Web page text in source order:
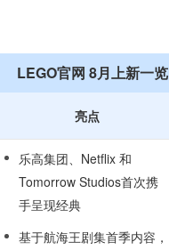
LEGO官网 8月上新一览
亮点
乐高集团、Netflix 和
Tomorrow Studios首次携
手呈现经典
基于航海王剧集首季内容，